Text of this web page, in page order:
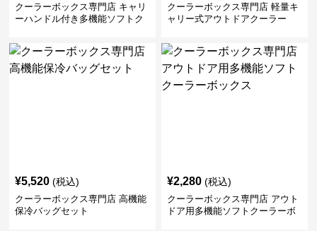
クーラーボックス専門店 キャリ
ーハンドル付き多機能ソフトク
クーラーボックス専門店 軽量キ
ャリー式アウトドアクーラー
¥5,520 (税込)
クーラーボックス専門店 高機能
保冷バッグセット
¥2,280 (税込)
クーラーボックス専門店 アウト
ドア用多機能ソフトクーラーボ